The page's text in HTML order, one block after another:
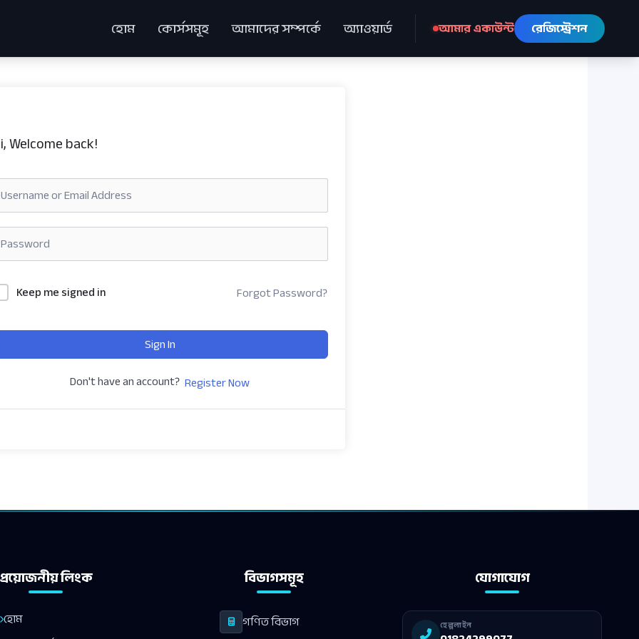
হোম কোর্সসমূহ আমাদের সম্পর্কে অ্যাওয়ার্ড আমার একাউন্ট রেজিস্ট্রেশন
Welcome back!
Keep me signed in Forgot Password?
Sign In
Don't have an account? Register Now
প্রয়োজনীয় লিংক
হোম
বিভাগসমূহ
গণিত বিভাগ
যোগাযোগ
হেল্পলাইন